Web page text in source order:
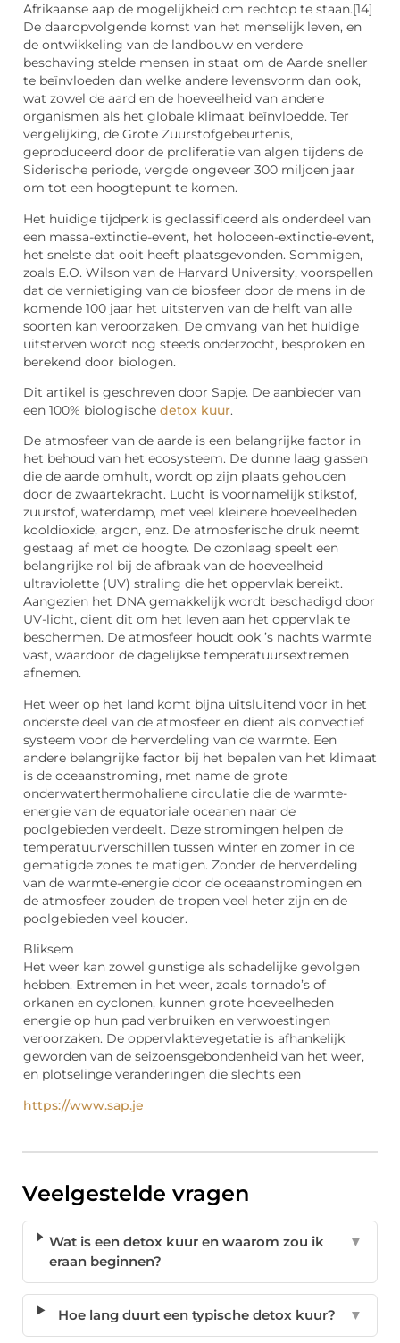
Afrikaanse aap de mogelijkheid om rechtop te staan.[14]
De daaropvolgende komst van het menselijk leven, en
de ontwikkeling van de landbouw en verdere
beschaving stelde mensen in staat om de Aarde sneller
te beïnvloeden dan welke andere levensvorm dan ook,
wat zowel de aard en de hoeveelheid van andere
organismen als het globale klimaat beïnvloedde. Ter
vergelijking, de Grote Zuurstofgebeurtenis,
geproduceerd door de proliferatie van algen tijdens de
Siderische periode, vergde ongeveer 300 miljoen jaar
om tot een hoogtepunt te komen.
Het huidige tijdperk is geclassificeerd als onderdeel van
een massa-extinctie-event, het holoceen-extinctie-event,
het snelste dat ooit heeft plaatsgevonden. Sommigen,
zoals E.O. Wilson van de Harvard University, voorspellen
dat de vernietiging van de biosfeer door de mens in de
komende 100 jaar het uitsterven van de helft van alle
soorten kan veroorzaken. De omvang van het huidige
uitsterven wordt nog steeds onderzocht, besproken en
berekend door biologen.
Dit artikel is geschreven door Sapje. De aanbieder van
een 100% biologische detox kuur.
De atmosfeer van de aarde is een belangrijke factor in
het behoud van het ecosysteem. De dunne laag gassen
die de aarde omhult, wordt op zijn plaats gehouden
door de zwaartekracht. Lucht is voornamelijk stikstof,
zuurstof, waterdamp, met veel kleinere hoeveelheden
kooldioxide, argon, enz. De atmosferische druk neemt
gestaag af met de hoogte. De ozonlaag speelt een
belangrijke rol bij de afbraak van de hoeveelheid
ultraviolette (UV) straling die het oppervlak bereikt.
Aangezien het DNA gemakkelijk wordt beschadigd door
UV-licht, dient dit om het leven aan het oppervlak te
beschermen. De atmosfeer houdt ook ’s nachts warmte
vast, waardoor de dagelijkse temperatuursextremen
afnemen.
Het weer op het land komt bijna uitsluitend voor in het
onderste deel van de atmosfeer en dient als convectief
systeem voor de herverdeling van de warmte. Een
andere belangrijke factor bij het bepalen van het klimaat
is de oceaanstroming, met name de grote
onderwaterthermohaliene circulatie die de warmte-
energie van de equatoriale oceanen naar de
poolgebieden verdeelt. Deze stromingen helpen de
temperatuurverschillen tussen winter en zomer in de
gematigde zones te matigen. Zonder de herverdeling
van de warmte-energie door de oceaanstromingen en
de atmosfeer zouden de tropen veel heter zijn en de
poolgebieden veel kouder.
Bliksem
Het weer kan zowel gunstige als schadelijke gevolgen
hebben. Extremen in het weer, zoals tornado’s of
orkanen en cyclonen, kunnen grote hoeveelheden
energie op hun pad verbruiken en verwoestingen
veroorzaken. De oppervlaktevegetatie is afhankelijk
geworden van de seizoensgebondenheid van het weer,
en plotselinge veranderingen die slechts een
https://www.sap.je
Veelgestelde vragen
Wat is een detox kuur en waarom zou ik
eraan beginnen?
▼
Hoe lang duurt een typische detox kuur? ▼